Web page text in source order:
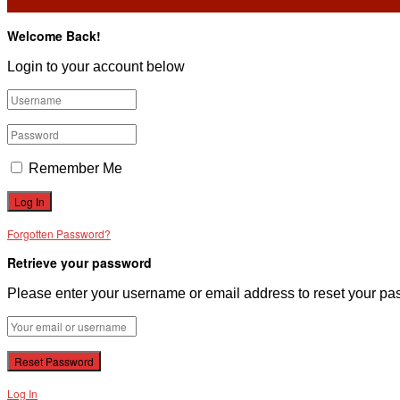
Welcome Back!
Login to your account below
Remember Me
Forgotten Password?
Retrieve your password
Please enter your username or email address to reset your
Log In